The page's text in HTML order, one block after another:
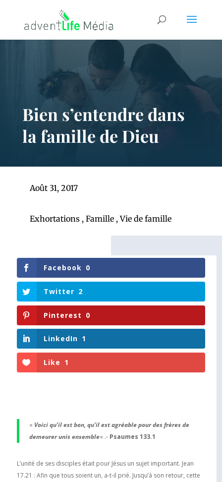
Bien s’entendre dans
la famille de Dieu
Août 31, 2017
Exhortations, Famille,Vie de famille
Facebook 0
Twitter 2
Pinterest 0
LinkedIn 1
Like 1
« Voici qu’il est bon, qu’il est agréable pour des frères de
demeurer unis ensemble« .- Psaumes 133.1
L’unité de ses disciples était pour Jésus un sujet important. Jean
17.21 : Afin que tous soient un, a-t-il prié. Jusqu’à son retour, cette